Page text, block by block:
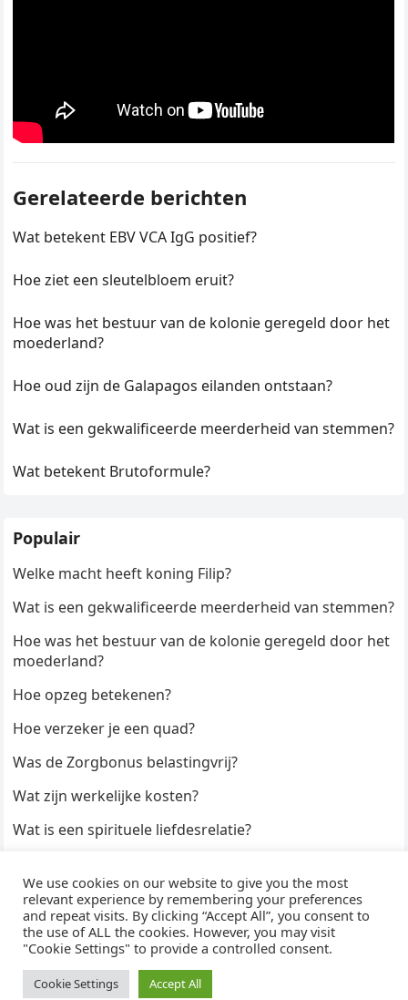
Gerelateerde berichten
Wat betekent EBV VCA IgG positief?
Hoe ziet een sleutelbloem eruit?
Hoe was het bestuur van de kolonie geregeld door het
moederland?
Hoe oud zijn de Galapagos eilanden ontstaan?
Wat is een gekwalificeerde meerderheid van stemmen?
Wat betekent Brutoformule?
Populair
Welke macht heeft koning Filip?
Wat is een gekwalificeerde meerderheid van stemmen?
Hoe was het bestuur van de kolonie geregeld door het
moederland?
Hoe opzeg betekenen?
Hoe verzeker je een quad?
Was de Zorgbonus belastingvrij?
Wat zijn werkelijke kosten?
Wat is een spirituele liefdesrelatie?
Hoe duur zijn Keukendeurtjes?
© 2026WijzeAntwoorden- Thema doorWPEnjoy· Aangedreven door
WordPress
We use cookies on our website to give you the most
relevant experience by remembering your preferences
and repeat visits. By clicking “Accept All”, you consent to
the use of ALL the cookies. However, you may visit
"Cookie Settings" to provide a controlled consent.
Cookie Settings Accept All